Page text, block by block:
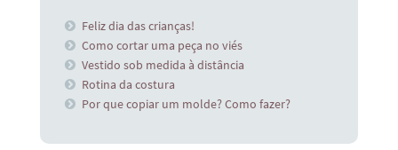
Feliz dia das crianças!
Como cortar uma peça no viés
Vestido sob medida à distância
Rotina da costura
Por que copiar um molde? Como fazer?